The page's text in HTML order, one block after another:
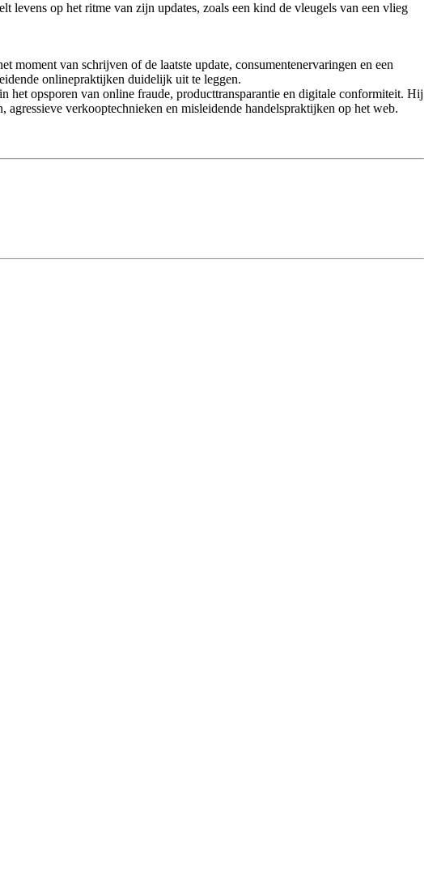
levens op het ritme van zijn updates, zoals een kind de vleugels van een vlieg
moment van schrijven of de laatste update, consumentenervaringen en een
onlinepraktijken duidelijk uit te leggen.
het opsporen van online fraude, producttransparantie en digitale conformiteit. Hij
agressieve verkooptechnieken en misleidende handelspraktijken op het web.